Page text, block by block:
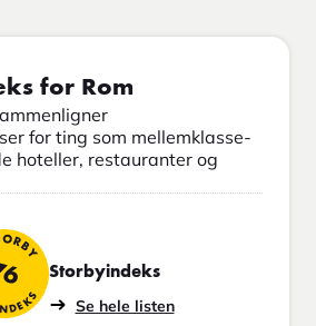
for Rom
for ting som mellemklasse-
hoteller, restauranter og
Storbyindeks
Se hele listen